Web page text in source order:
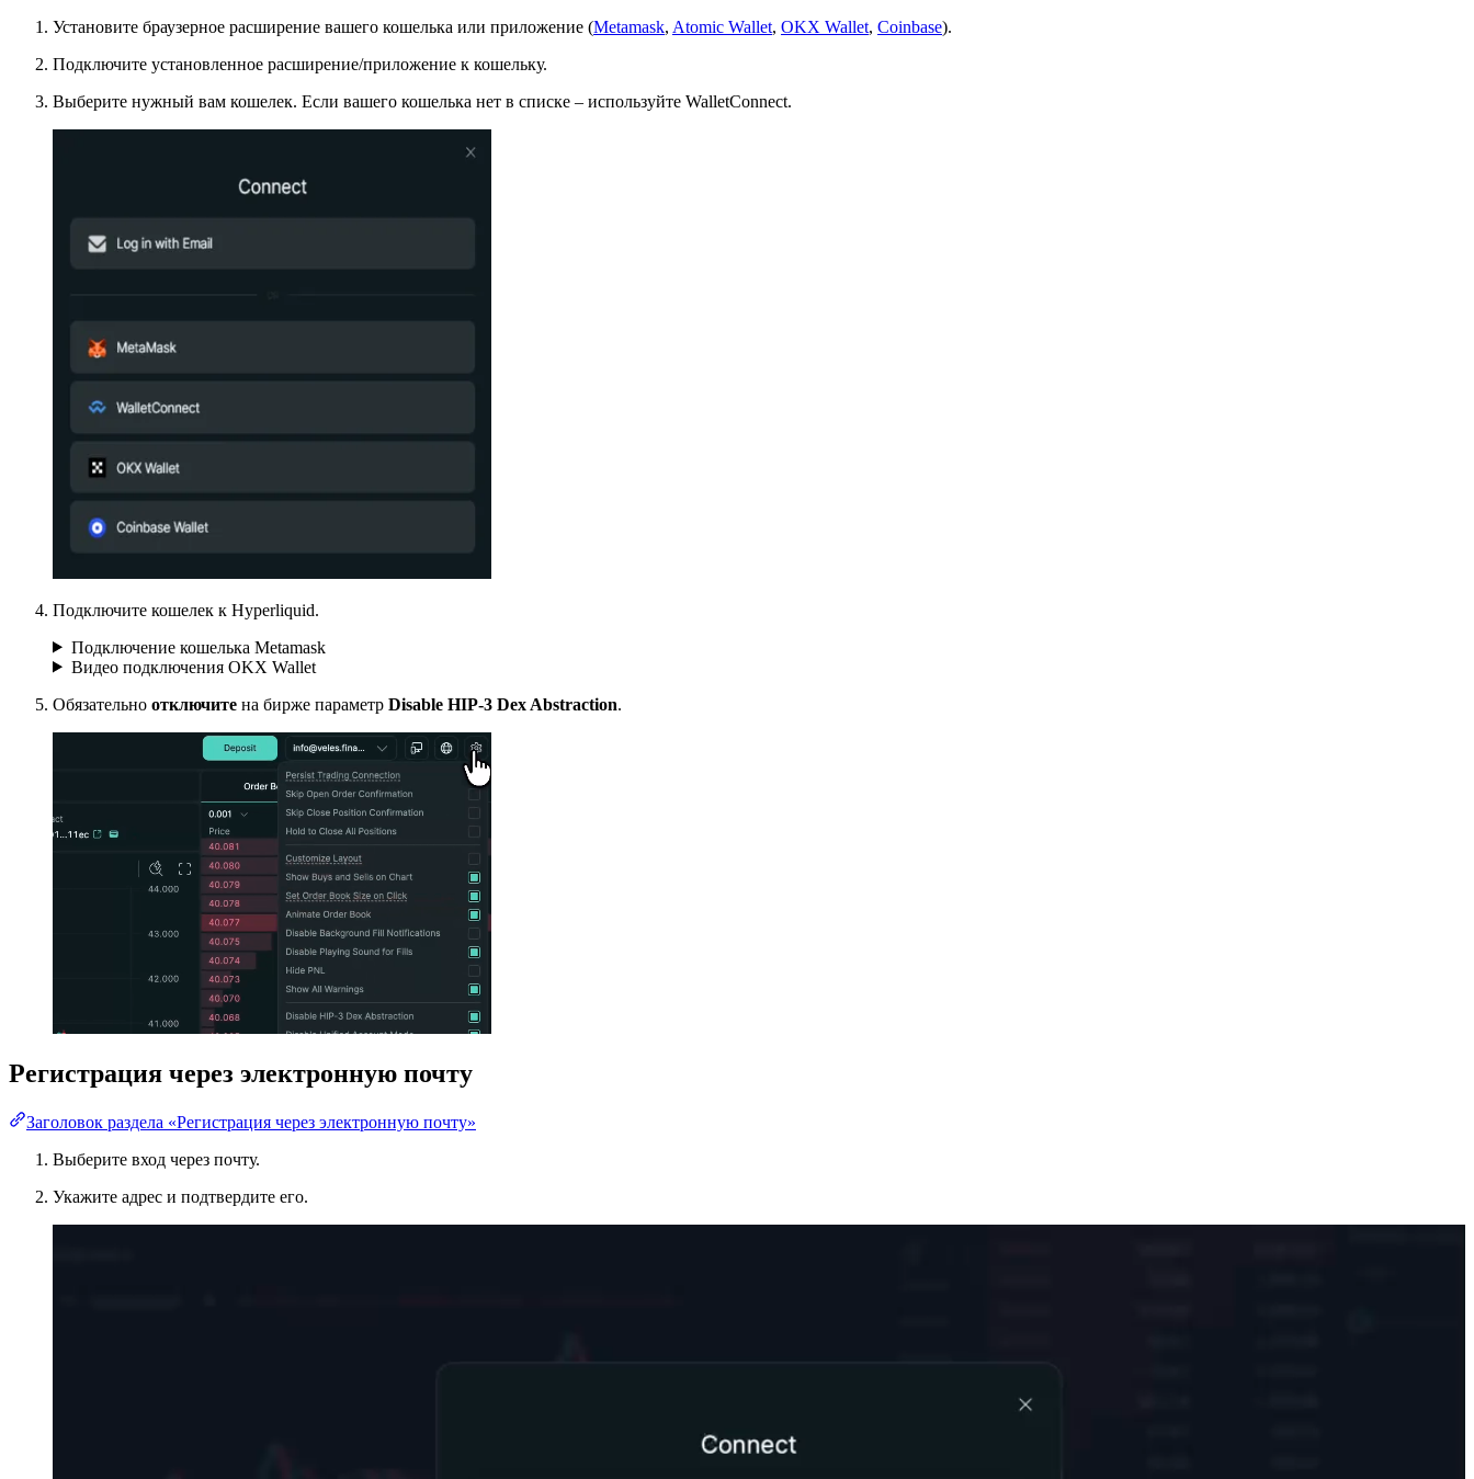
Установите браузерное расширение вашего кошелька или приложение (Metamask, Atomic Wallet, OKX Wallet, Coinbase).
Подключите установленное расширение/приложение к кошельку.
Выберите нужный вам кошелек. Если вашего кошелька нет в списке – используйте WalletConnect.
Подключите кошелек к Hyperliquid.
Подключение кошелька Metamask
Видео подключения OKX Wallet
Обязательно отключите на бирже параметр Disable HIP-3 Dex Abstraction.
Регистрация через электронную почту
Заголовок раздела «Регистрация через электронную почту»
Выберите вход через почту.
Укажите адрес и подтвердите его.